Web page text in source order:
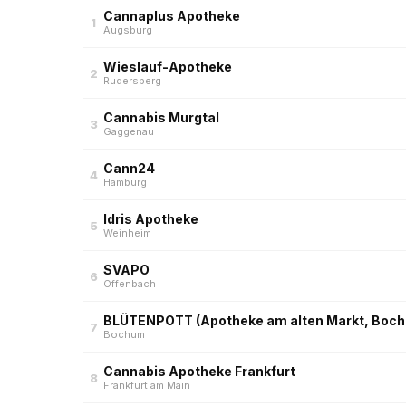
1 Cannaplus Apotheke
Augsburg
2 Wieslauf-Apotheke
Rudersberg
3 Cannabis Murgtal
Gaggenau
4 Cann24
Hamburg
5 Idris Apotheke
Weinheim
6 SVAPO
Offenbach
7 BLÜTENPOTT (Apotheke am alten Markt,
Bochum
8 Cannabis Apotheke Frankfurt
Frankfurt am Main